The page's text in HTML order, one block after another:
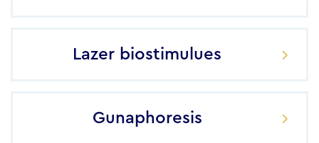
Lazer biostimulues
Gunaphoresis